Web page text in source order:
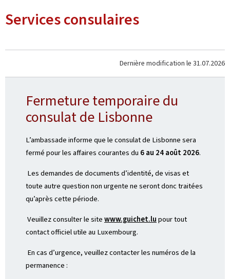
Services consulaires
Dernière modification le 31.07.2026
Fermeture temporaire du
consulat de Lisbonne
L’ambassade informe que le consulat de Lisbonne sera
fermé pour les affaires courantes du 6 au 24 août 2026.
Les demandes de documents d’identité, de visas et
toute autre question non urgente ne seront donc traitées
qu’après cette période.
Veuillez consulter le site www.guichet.lu pour tout
contact officiel utile au Luxembourg.
En cas d’urgence, veuillez contacter les numéros de la
permanence :